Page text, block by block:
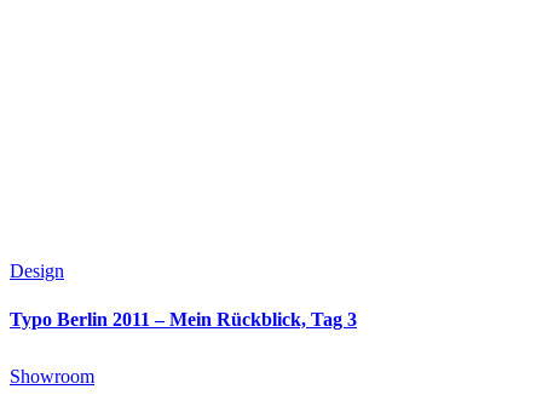
Design
Typo Berlin 2011 – Mein Rückblick, Tag 3
Showroom